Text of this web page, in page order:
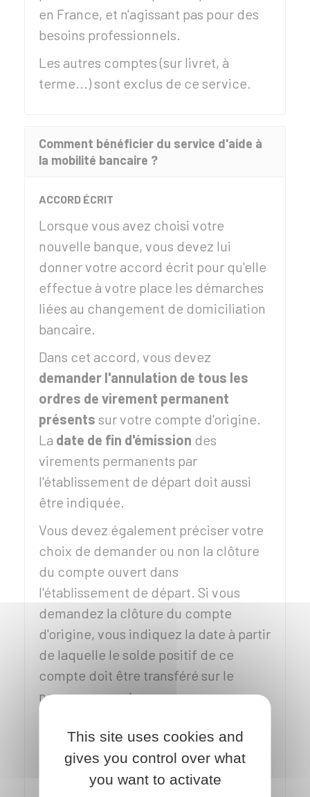
en France, et n'agissant pas pour des
besoins professionnels.
Les autres comptes (sur livret, à
terme...) sont exclus de ce service.
Comment bénéficier du service d'aide à
la mobilité bancaire ?
ACCORD ÉCRIT
Lorsque vous avez choisi votre
nouvelle banque, vous devez lui
donner votre accord écrit pour qu'elle
effectue à votre place les démarches
liées au changement de domiciliation
bancaire.
Dans cet accord, vous devez
demander l'annulation de tous les
ordres de virement permanent
présents sur votre compte d'origine.
La date de fin d'émission des
virements permanents par
l'établissement de départ doit aussi
être indiquée.
Vous devez également préciser votre
choix de demander ou non la clôture
du compte ouvert dans
l'établissement de départ. Si vous
demandez la clôture du compte
d'origine, vous indiquez la date à partir
de laquelle le solde positif de ce
compte doit être transféré sur le
nouveau compte.
À partir de la date où votre dossier
complet est réceptionné par la banque
d'arrivée, les deux établissements ont
This site uses cookies and
gives you control over what
you want to activate